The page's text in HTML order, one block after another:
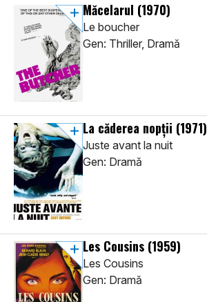
Măcelarul (1970)
Le boucher
Gen: Thriller, Dramă
La căderea nopții (1971)
Juste avant la nuit
Gen: Dramă
Les Cousins (1959)
Les Cousins
Gen: Dramă